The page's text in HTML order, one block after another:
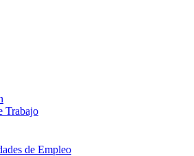
Trabajo
de Empleo